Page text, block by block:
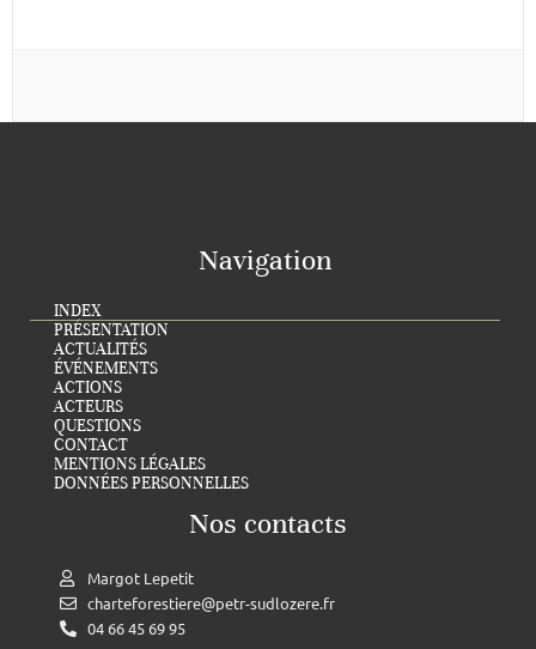
Navigation
INDEX
PRÉSENTATION
ACTUALITÉS
ÉVÉNEMENTS
ACTIONS
ACTEURS
QUESTIONS
CONTACT
MENTIONS LÉGALES
DONNÉES PERSONNELLES
Nos contacts
Margot Lepetit
charteforestiere@petr-sudlozere.fr
04 66 45 69 95